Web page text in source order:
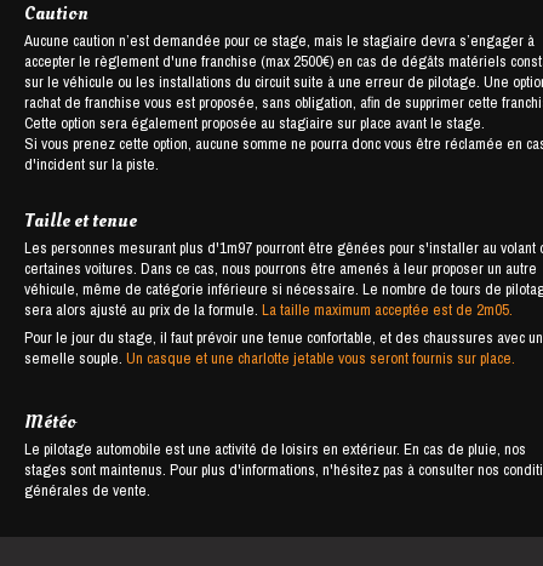
Caution
Aucune caution n’est demandée pour ce stage, mais le stagiaire devra s’engager à
accepter le règlement d'une franchise (max 2500€) en cas de dégâts matériels
sur le véhicule ou les installations du circuit suite à une erreur de pilotage. Une
rachat de franchise vous est proposée, sans obligation, afin de supprimer cette
Cette option sera également proposée au stagiaire sur place avant le stage.
Si vous prenez cette option, aucune somme ne pourra donc vous être réclamée en
d'incident sur la piste.
Taille et tenue
Les personnes mesurant plus d'1m97 pourront être gênées pour s'installer au volant
certaines voitures. Dans ce cas, nous pourrons être amenés à leur proposer un autre
véhicule, même de catégorie inférieure si nécessaire. Le nombre de tours de
sera alors ajusté au prix de la formule.La taille maximum acceptée est de 2m05.
Pour le jour du stage, il faut prévoir une tenue confortable, et des chaussures avec
semelle souple.Un casque et une charlotte jetable vous seront fournis sur place.
Météo
Le pilotage automobile est une activité de loisirs en extérieur. En cas de pluie, nos
stages sont maintenus. Pour plus d'informations, n'hésitez pas à consulter nos
générales de vente.